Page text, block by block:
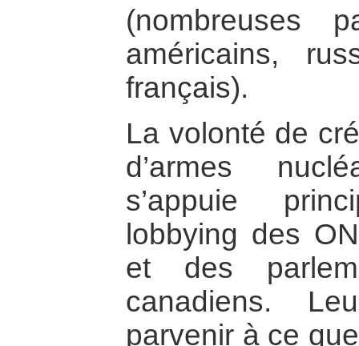
(nombreuses
américains,
français).
La volonté de
d’armes
s’appuie
lobbying des
et des
canadiens.
parvenir à ce